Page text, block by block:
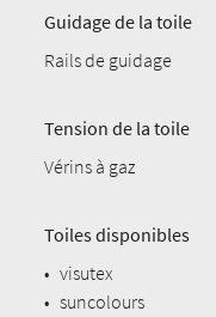
Guidage de la toile
Rails de guidage
Tension de la toile
Vérins à gaz
Toiles disponibles
• visutex
• suncolours